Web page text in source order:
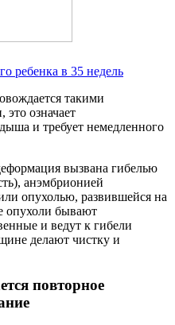
ребенка в 35 недель
такими
означает
и требует немедленного
вызвана гибелью
анэмбрионией
опухолью, развившейся на
опухоли бывают
и ведут к гибели
делают чистку и
повторное